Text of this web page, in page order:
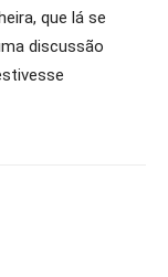
que lá se
discussão